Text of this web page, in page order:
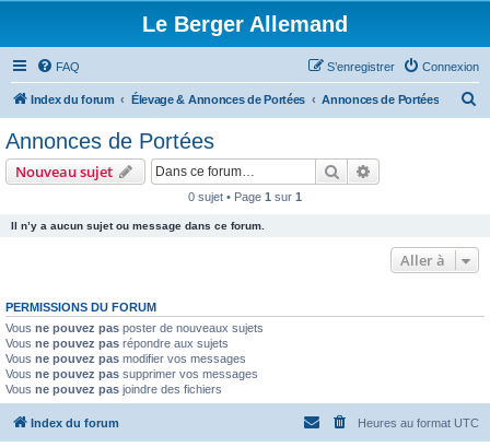
Le Berger Allemand
FAQ Connexion
S’enregistrer
Index du forum Élevage & Annonces de Portées Annonces de Portées
Annonces de Portées
Nouveau sujet Rechercher
0 sujet • Page 1 sur 1
Il n’y a aucun sujet ou message dans ce forum.
Aller à
PERMISSIONS DU FORUM
Vous ne pouvez pas poster de nouveaux sujets
Vous ne pouvez pas répondre aux sujets
Vous ne pouvez pas modifier vos messages
Vous ne pouvez pas supprimer vos messages
Vous ne pouvez pas joindre des fichiers
Index du forum Heures au format UTC